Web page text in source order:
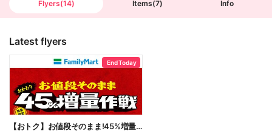
Flyers(14) Items(7) Info
Latest flyers
End Today
【おトク】お値段そのまま!45%増量作戦!